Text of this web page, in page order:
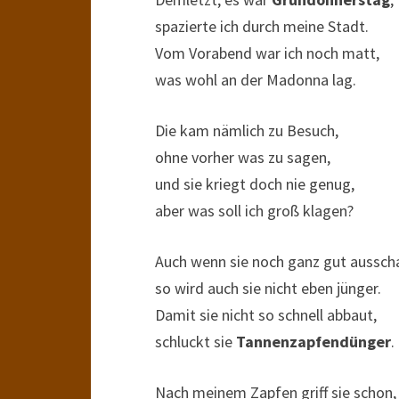
spazierte ich durch meine Stadt.
Vom Vorabend war ich noch matt,
was wohl an der Madonna lag.
Die kam nämlich zu Besuch,
ohne vorher was zu sagen,
und sie kriegt doch nie genug,
aber was soll ich groß klagen?
Auch wenn sie noch ganz gut
so wird auch sie nicht eben jünger.
Damit sie nicht so schnell abbaut,
schluckt sie Tannenzapfendünger.
Nach meinem Zapfen griff sie schon,